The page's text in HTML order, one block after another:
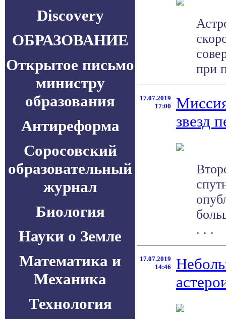
Discovery
ОБРАЗОВАНИЕ
Открытое письмо
министру
образования
Антиреформа
Соросовский
образовательный
журнал
Биология
Науки о Земле
Математика и
Механика
Технология
при
17.07.2019
17:00
звезд
. . .
17.07.2019
14:46